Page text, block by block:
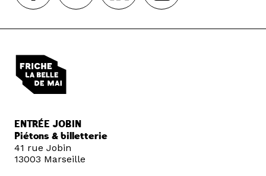
ENTRÉE JOBIN
Piétons & billetterie
41 rue Jobin
13003 Marseille